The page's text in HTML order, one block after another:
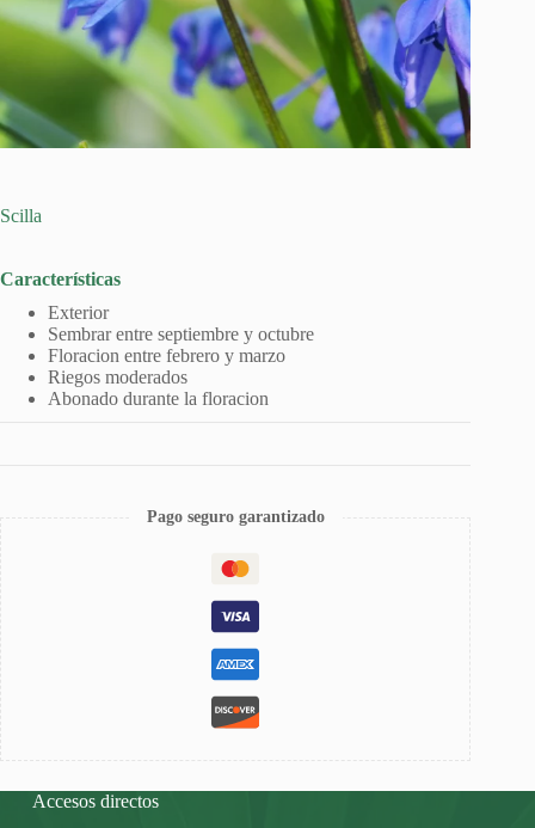
Scilla
Características
Exterior
Sembrar entre septiembre y octubre
Floracion entre febrero y marzo
Riegos moderados
Abonado durante la floracion
Pago seguro garantizado
Accesos directos